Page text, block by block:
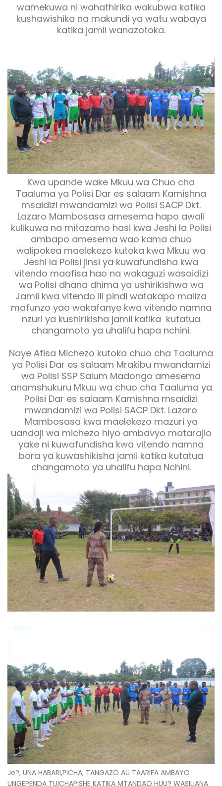
wamekuwa ni wahathirika wakubwa katika
kushawishika na makundi ya watu wabaya
katika jamii wanazotoka.
Kwa upande wake Mkuu wa Chuo cha
Taaluma ya Polisi Dar es salaam Kamishna
msaidizi mwandamizi wa Polisi SACP Dkt.
Lazaro Mambosasa amesema hapo awali
kulikuwa na mitazamo hasi kwa Jeshi la Polisi
ambapo amesema wao kama chuo
walipokea maelekezo kutoka kwa Mkuu wa
Jeshi la Polisi jinsi ya kuwafundisha kwa
vitendo maafisa hao na wakaguzi wasaidizi
wa Polisi dhana dhima ya ushirikishwa wa
Jamii kwa vitendo ili pindi watakapo maliza
mafunzo yao wakafanye kwa vitendo namna
nzuri ya kushirikisha jamii katika kutatua
changamoto ya uhalifu hapa nchini.
Naye Afisa Michezo kutoka chuo cha Taaluma
ya Polisi Dar es salaam Mrakibu mwandamizi
wa Polisi SSP Salum Madongo amesema
anamshukuru Mkuu wa chuo cha Taaluma ya
Polisi Dar es salaam Kamishna msaidizi
mwandamizi wa Polisi SACP Dkt. Lazaro
Mambosasa kwa maelekezo mazuri ya
uandaji wa michezo hiyo ambavyo matarajio
yake ni kuwafundisha kwa vitendo namna
bora ya kuwashikisha jamii katika kutatua
changamoto ya uhalifu hapa Nchini.
Je?, UNA HABARI,PICHA, TANGAZO AU TAARIFA AMBAYO
UNGEPENDA TUICHAPISHE KATIKA MTANDAO HUU? WASILIANA